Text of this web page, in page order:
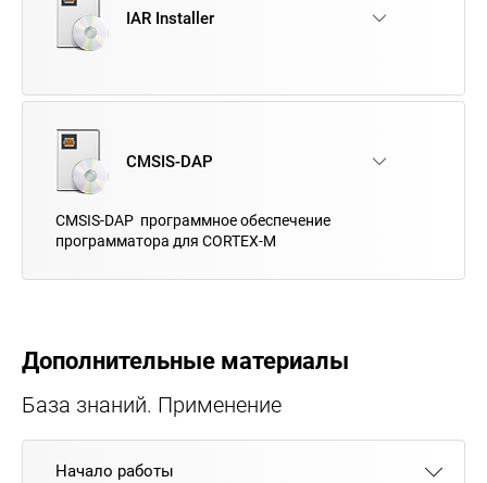
IAR Installer
CMSIS-DAP
CMSIS-DAP программное обеспечение
программатора для CORTEX-M
Дополнительные материалы
База знаний. Применение
Начало работы